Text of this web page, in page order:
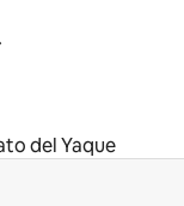
del Yaque